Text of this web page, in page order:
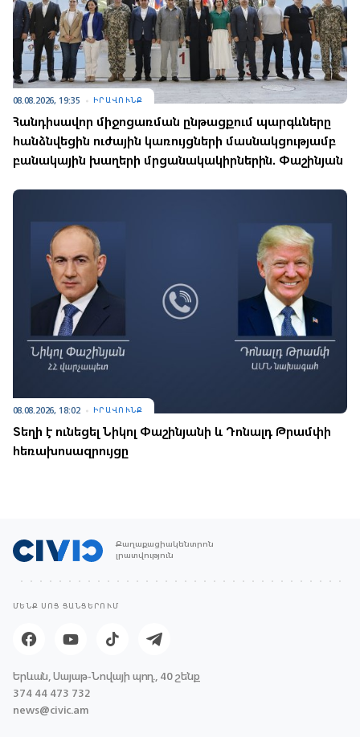
08.08.2026, 19:35 ԻՐԱՎՈՒՆՔ
Հանդիսավոր միջոցառման ընթացքում պարգևները
հանձնվեցին ուժային կառույցների մասնակցությամբ
բանակային խաղերի մրցանակակիրներին. Փաշինյան
08.08.2026, 18:02 ԻՐԱՎՈՒՆՔ
Տեղի է ունեցել Նիկոլ Փաշինյանի և Դոնալդ Թրամփի
հեռախոսազրույցը
Քաղաքացիակենտրոն
լրատվություն
ՄԵՆՔ ՍՈՑ ՑԱՆՑԵՐՈՒՄ
Երևան, Սայաթ-Նովայի պող., 40 շենք
374 44 473 732
news@civic.am